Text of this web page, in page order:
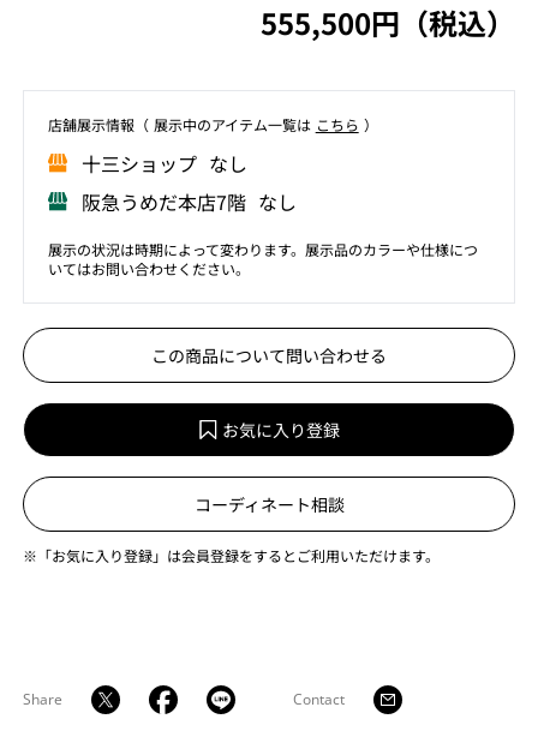
555,500円（税込）
店舗展⽰情報（ 展⽰中のアイテム⼀覧は こちら ）
⼗三ショップ なし
阪急うめだ本店7階 なし
展示の状況は時期によって変わります。展示品のカラーや仕様につ
いてはお問い合わせください。
この商品について問い合わせる
お気に入り登録
コーディネート相談
※「お気に入り登録」は会員登録をするとご利用いただけます。
Share Contact